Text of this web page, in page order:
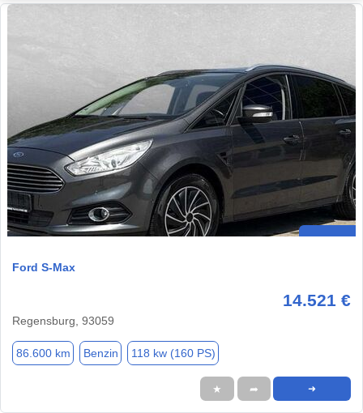
Ford S-Max
14.521 €
Regensburg, 93059
86.600 km Benzin 118 kw (160 PS)
★ ➦ ➜